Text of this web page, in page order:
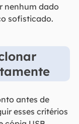
nenhum dado
sofisticado.
antes de
esses critérios